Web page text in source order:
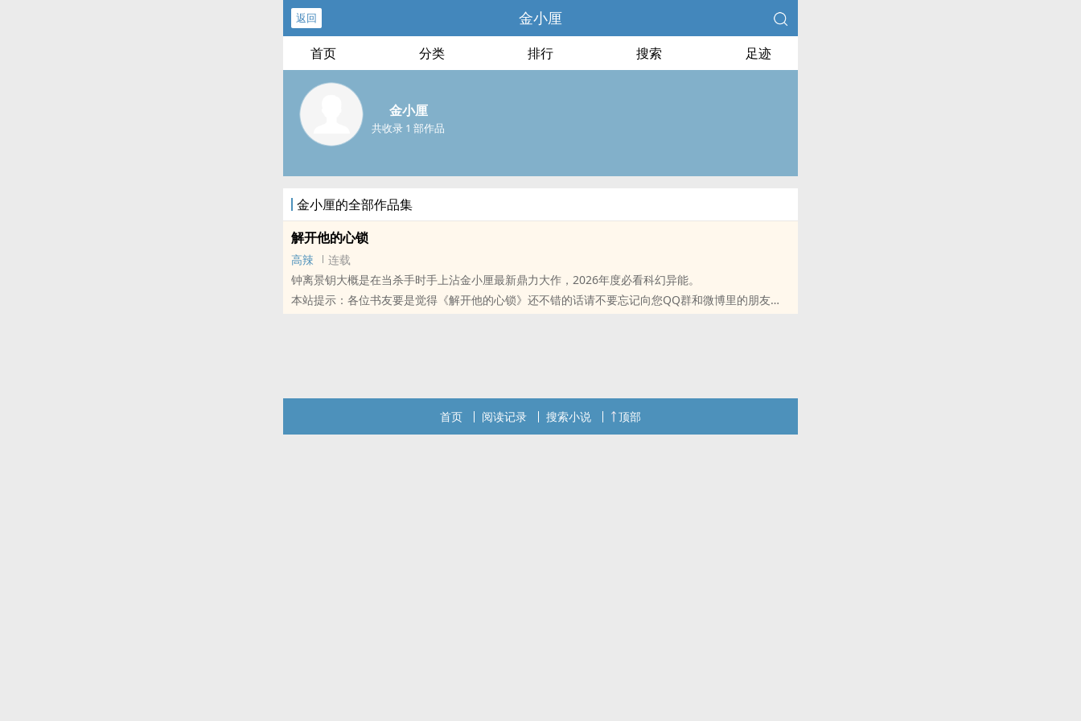
返回 金小厘
首页 分类 排行 搜索 足迹
金小厘
共收录 1 部作品
金小厘的全部作品集
解开他的心锁
高辣
连载
钟离景钥大概是在当杀手时手上沾金小厘最新鼎力大作，2026年度必看科幻异能。
本站提示：各位书友要是觉得《解开他的心锁》还不错的话请不要忘记向您QQ群和微博里的朋友推
首页 阅读记录 搜索小说 顶部